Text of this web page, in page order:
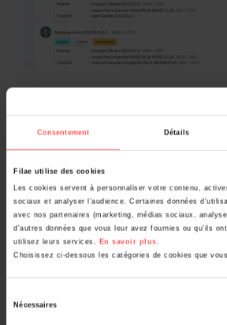
Consentement Détails
Filae utilise des cookies
Les cookies servent à personnaliser votre contenu,
sociaux et analyser l’audience. Certaines données
avec nos partenaires (marketing, médias sociaux,
d'autres données que vous leur avez fournies ou qu'ils
utilisez leurs services.
En savoir plus .
Choisissez ci-dessous les catégories de cookies que
Nécessaires
Cliquez simplement sur la ligne de
d’accéder à la fiche de l’individu.